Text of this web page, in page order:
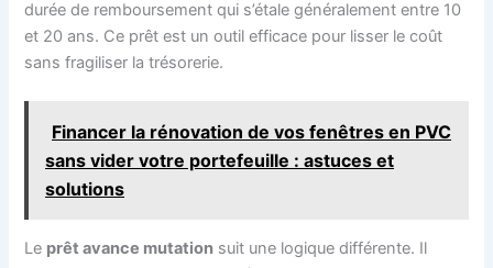
durée de remboursement qui s’étale généralement entre 10
et 20 ans. Ce prêt est un outil efficace pour lisser le coût
sans fragiliser la trésorerie.
Financer la rénovation de vos fenêtres en PVC
sans vider votre portefeuille : astuces et
solutions
Le prêt avance mutation suit une logique différente. Il